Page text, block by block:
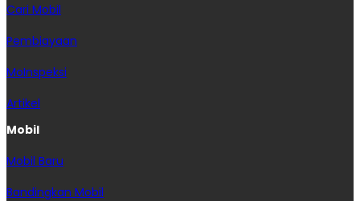
Cari Mobil
Pembiayaan
MoInspeksi
Artikel
Mobil
Mobil Baru
Bandingkan Mobil